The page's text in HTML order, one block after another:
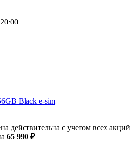
Black e-sim
действительна с учетом всех акций
65 990 ₽